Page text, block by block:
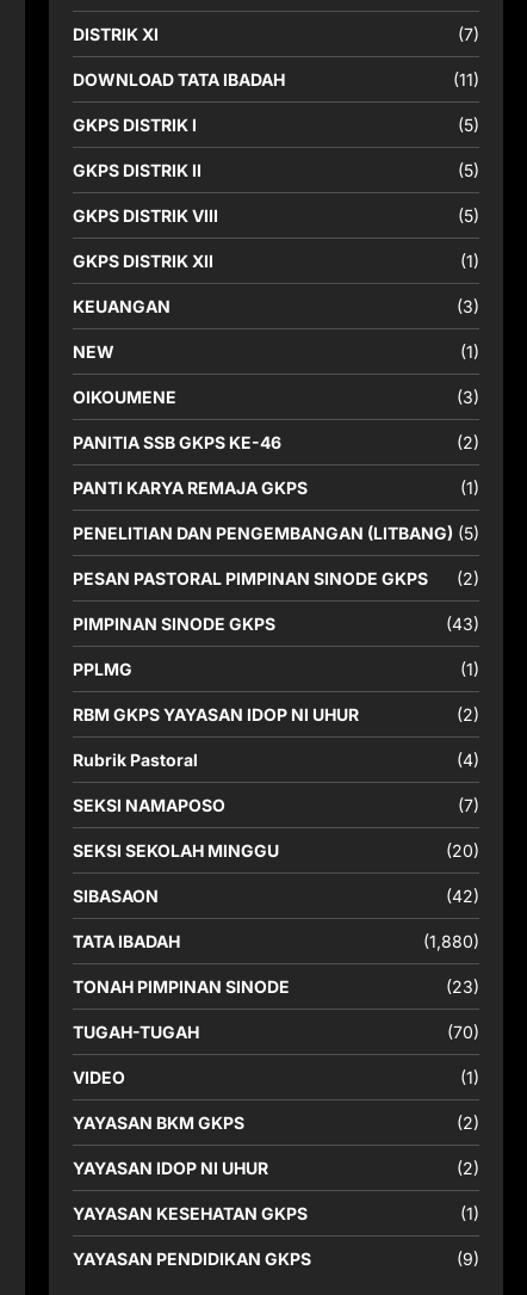
DISTRIK XI (7)
DOWNLOAD TATA IBADAH (11)
GKPS DISTRIK I (5)
GKPS DISTRIK II (5)
GKPS DISTRIK VIII (5)
GKPS DISTRIK XII (1)
KEUANGAN (3)
NEW (1)
OIKOUMENE (3)
PANITIA SSB GKPS KE-46 (2)
PANTI KARYA REMAJA GKPS (1)
PENELITIAN DAN PENGEMBANGAN (LITBANG) (5)
PESAN PASTORAL PIMPINAN SINODE GKPS (2)
PIMPINAN SINODE GKPS (43)
PPLMG (1)
RBM GKPS YAYASAN IDOP NI UHUR (2)
Rubrik Pastoral (4)
SEKSI NAMAPOSO (7)
SEKSI SEKOLAH MINGGU (20)
SIBASAON (42)
TATA IBADAH (1,880)
TONAH PIMPINAN SINODE (23)
TUGAH-TUGAH (70)
VIDEO (1)
YAYASAN BKM GKPS (2)
YAYASAN IDOP NI UHUR (2)
YAYASAN KESEHATAN GKPS (1)
YAYASAN PENDIDIKAN GKPS (9)